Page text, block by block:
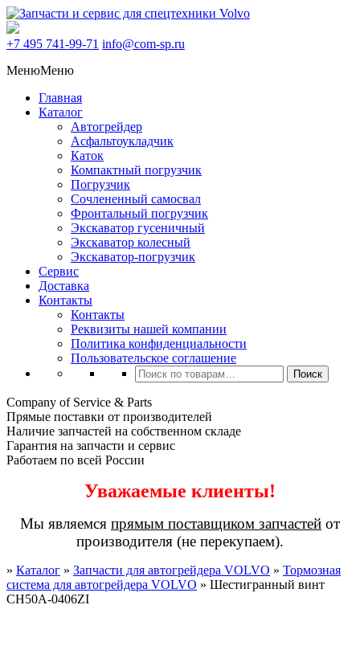
+7 495 741-99-71 info@com-sp.ru
МенюМеню
Главная
Каталог
Автогрейдер
Асфальтоукладчик
Каток
Компактный погрузчик
Погрузчик
Сочлененный самосвал
Фронтальный погрузчик
Экскаватор гусеничный
Экскаватор колесный
Экскаватор-погрузчик
Сервис
Доставка
Контакты
Контакты
Реквизиты нашей компании
Политика конфиденциальности
Пользовательское соглашение
Искать:
Поиск
Company of Service & Parts
Прямые поставки от производителей
Наличие запчастей на собственном складе
Гарантия на запчасти и сервис
Работаем по всей России
Уважаемые клиенты!
Мы являемся прямым поставщиком запчастей от
производителя (не перекупаем).
» Каталог » Запчасти для автогрейдера VOLVO » Тормозная
система для автогрейдера VOLVO » Шестигранный винт
CH50A-0406ZI